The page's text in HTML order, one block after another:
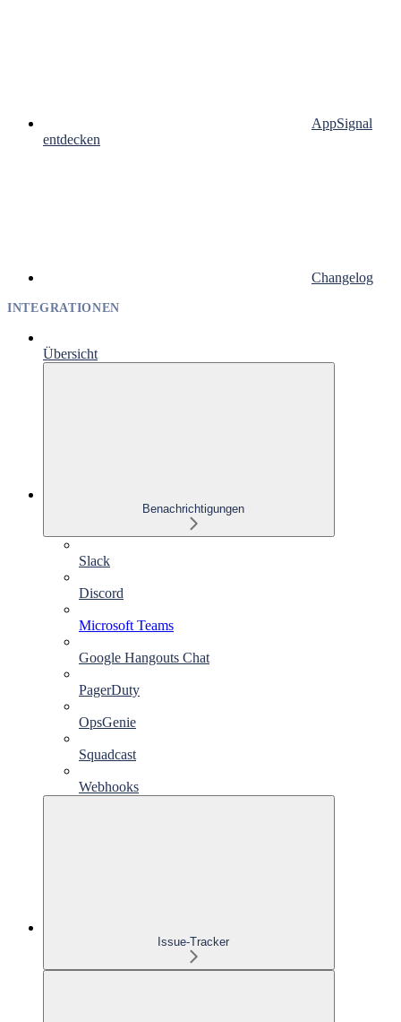
AppSignal
entdecken
Changelog
INTEGRATIONEN
Übersicht
Benachrichtigungen
Slack
Discord
Microsoft Teams
Google Hangouts Chat
PagerDuty
OpsGenie
Squadcast
Webhooks
Issue-Tracker